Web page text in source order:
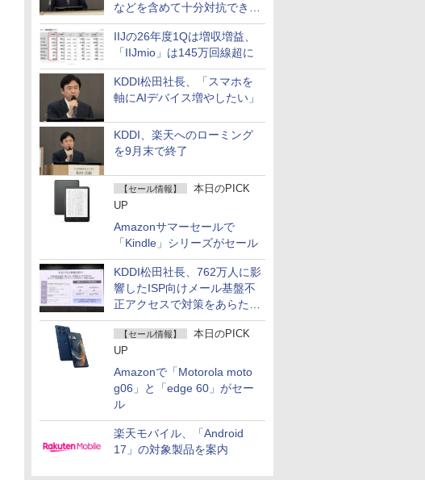
などを含めて十分対抗でき
る」
IIJの26年度1Qは増収増益、
「IIJmio」は145万回線超に
KDDI松田社長、「スマホを
軸にAIデバイス増やしたい」
KDDI、楽天へのローミング
を9月末で終了
【セール情報】
本日のPICK
UP
Amazonサマーセールで
「Kindle」シリーズがセール
KDDI松田社長、762万人に影
響したISP向けメール基盤不
正アクセスで対策をあらため
て説明
【セール情報】
本日のPICK
UP
Amazonで「Motorola moto
g06」と「edge 60」がセー
ル
楽天モバイル、「Android
17」の対象製品を案内